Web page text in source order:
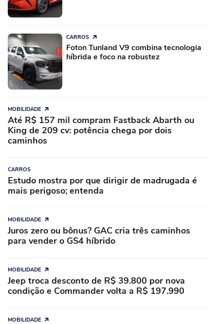
CARROS
Foton Tunland V9 combina tecnologia
híbrida e foco na robustez
MOBILIDADE
Até R$ 157 mil compram Fastback Abarth ou
King de 209 cv: potência chega por dois
caminhos
CARROS
Estudo mostra por que dirigir de madrugada é
mais perigoso; entenda
MOBILIDADE
Juros zero ou bônus? GAC cria três caminhos
para vender o GS4 híbrido
MOBILIDADE
Jeep troca desconto de R$ 39.800 por nova
condição e Commander volta a R$ 197.990
MOBILIDADE